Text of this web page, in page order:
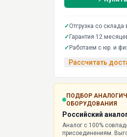
✓Отгрузка со склада
✓ Гарантия 12
✓ Работаем с юр. и
Рассчитать
ПОДБОР
ОБОРУДОВАНИЯ
Российский
Аналог с 100%
присоединениям.